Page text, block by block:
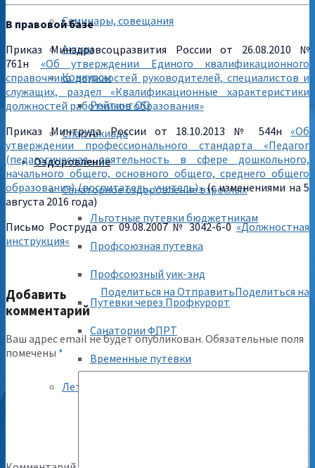
Семинары, совещания
Акции
Конкурсы
Рейтинг ОО
Спартакиада
Оздоровление
Санаторное оздоровление взрослых
Льготные путевки бюджетникам
Профсоюзная путевка
Профсоюзный уик-энд
Путевки через Профкурорт
Санатории ФПРТ
Временные путевки
Летний отдых детей
В правовой базе
Приказ Минздравсоцразвития России от 26.08.2010 №
761н «Об утверждении Единого квалификационного
справочника должностей руководителей, специалистов и
служащих, раздел «Квалификационные характеристики
должностей работников образования»
Приказ Минтруда России от 18.10.2013 № 544н «Об
утверждении профессионального стандарта «Педагог
(педагогическая деятельность в сфере дошкольного,
начального общего, основного общего, среднего общего
образования) (воспитатель, учитель)»(с изменениями на 5
августа 2016 года)
Письмо Роструда от 09.08.2007 № 3042-6-0«Должностная
инструкция«
Поделиться на ОтправитьПоделиться на
Добавить
комментарий
Ваш адрес email не будет опубликован. Обязательные поля
помечены *